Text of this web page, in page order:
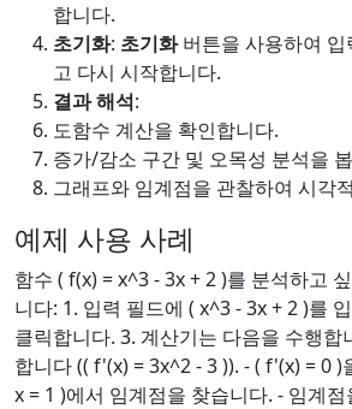
합니다.
초기화: 초기화버튼을 사용하여 입
고 다시 시작합니다.
결과 해석:
도함수 계산을 확인합니다.
증가/감소 구간 및 오목성 분석을
그래프와 임계점을 관찰하여 시각
예제 사용 사례
함수 ( f(x) = x^3 - 3x + 2 )를 분석하고
니다: 1. 입력 필드에 ( x^3 - 3x + 2 )를
클릭합니다. 3. 계산기는 다음을 수행합
합니다 (( f'(x) = 3x^2 - 3 )). - ( f'(x) = 0 )
x = 1 )에서 임계점을 찾습니다. - 임계